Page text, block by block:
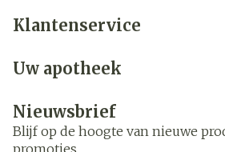
Klantenservice
Uw apotheek
Nieuwsbrief
Blijf op de hoogte van nieuwe
promoties